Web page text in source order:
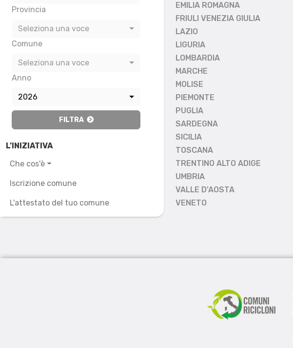
Provincia
Seleziona una voce
Comune
Seleziona una voce
Anno
2026
FILTRA
L’INIZIATIVA
Che cos'è
Iscrizione comune
L'attestato del tuo comune
EMILIA ROMAGNA
FRIULI VENEZIA GIULIA
LAZIO
LIGURIA
LOMBARDIA
MARCHE
MOLISE
PIEMONTE
PUGLIA
SARDEGNA
SICILIA
TOSCANA
TRENTINO ALTO ADIGE
UMBRIA
VALLE D'AOSTA
VENETO